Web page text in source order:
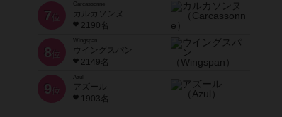
7 位
Carcassonne
カルカソンヌ
2190名
8 位
Wingspan
ウイングスパン
2149名
9 位
Azul
アズール
1903名